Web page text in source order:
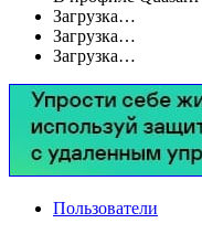
Загрузка…
Загрузка…
Загрузка…
Пользователи